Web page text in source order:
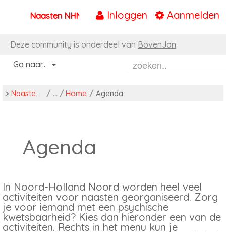
Naar content
Inloggen Aanmelden
Naasten NHN
Deze community is onderdeel van BovenJan
Ga naar..
> Naasten NHN / Home / Agenda
Agenda
In Noord-Holland Noord worden heel veel
activiteiten voor naasten georganiseerd. Zorg
je voor iemand met een psychische
kwetsbaarheid? Kies dan hieronder een van de
activiteiten. Rechts in het menu kun je